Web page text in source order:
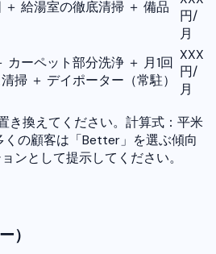
給湯室の徹底清掃 ＋ 備品
円/
月
カーペット部分洗浄 ＋ 月1回
掃 ＋ デイポーター（常駐）
XXX
円/
月
き換えてください。計算式：平米
くの顧客は「Better」を選ぶ傾向
ンとして提示してください。
）